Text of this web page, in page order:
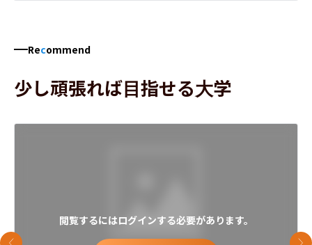
Recommend
少し頑張れば目指せる大学
閲覧するにはログインする必要があります。